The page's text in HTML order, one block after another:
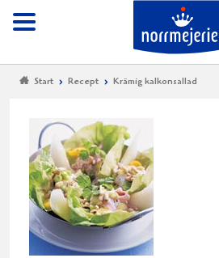
Meny
Start Recept Krämig kalkonsallad